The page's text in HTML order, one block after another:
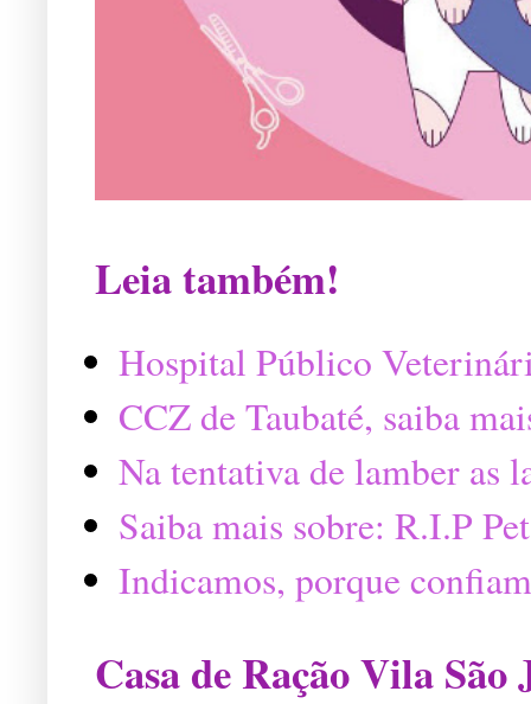
Leia também!
Hospital Público
CCZ de Taubaté, saiba
Na tentativa de lamber as
Saiba mais sobre: R.I.P
Indicamos, porque
Casa de Ração Vila São